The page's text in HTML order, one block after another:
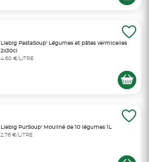
Liebig PastaSoup' Légumes et pâtes vermicelles
2x30cl
4,60 €/LITRE
Liebig PurSoup' Mouliné de 10 légumes 1L
2,76 €/LITRE